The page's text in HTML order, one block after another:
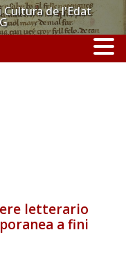
Cultura de l'Edat
letterario
a fini